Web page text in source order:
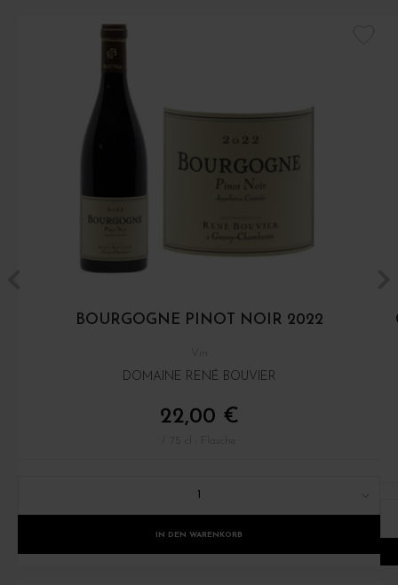
BOURGOGNE PINOT NOIR 2022
DOMAINE RENÉ BOUVIER
22,00 €
IN DEN WARENKORB